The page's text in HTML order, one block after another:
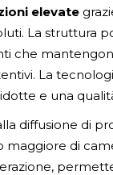
elevate
La struttura
che
La
e una
diffusione di
di